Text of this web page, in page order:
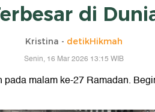
di
Kristina - detikHikmah
Senin, 16 Mar 2026 13:15 WIB
malam ke-27 Ramadan.